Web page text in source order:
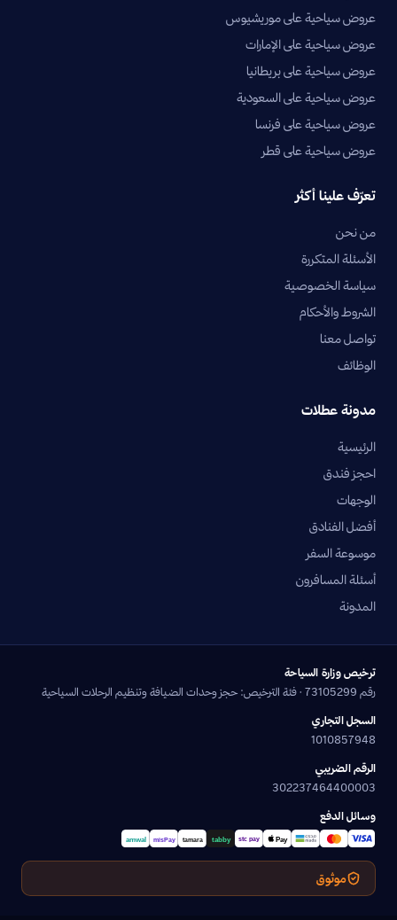
عروض سياحية على موريشيوس
عروض سياحية على الإمارات
عروض سياحية على بريطانيا
عروض سياحية على السعودية
عروض سياحية على فرنسا
عروض سياحية على قطر
تعرّف علينا أكثر
من نحن
الأسئلة المتكررة
سياسة الخصوصية
الشروط والأحكام
تواصل معنا
الوظائف
مدونة عطلات
الرئيسية
احجز فندق
الوجهات
أفضل الفنادق
موسوعة السفر
أسئلة المسافرون
المدونة
ترخيص وزارة السياحة
رقم 73105299 · فئة الترخيص: حجز وحدات الضيافة وتنظيم الرحلات السياحية
السجل التجاري
1010857948
الرقم الضريبي
302237464400003
وسائل الدفع
موثوق